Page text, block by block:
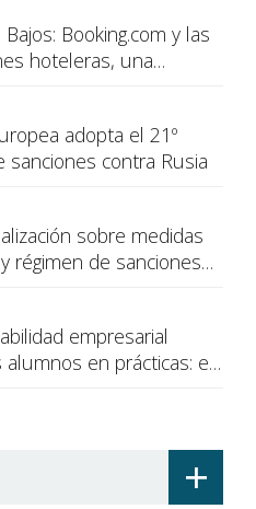
Booking.com y las
hoteleras, una
adopta el 21º
sanciones contra Rusia
sobre medidas
régimen de sanciones
empresarial
en prácticas: el
+